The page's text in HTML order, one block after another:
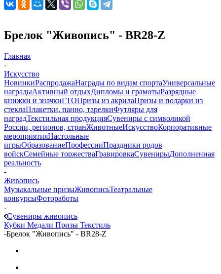
Брелок "Живопись" - BR28-Z
Главная
-
Искусство
НовинкиРаспродажаНаграды по видам спортаУниверсальные
наградыАктивный отдыхДипломы и грамотыРазрядные
книжки и значкиГТОПризы из акрилаПризы и подарки из
стеклаПлакетки, панно, тарелкиФутляры для
наградТекстильная продукцияСувениры с символикой
России, регионов, странЖивотныеИскусствоКорпоративные
мероприятияНастольные
игрыОбразованиеПрофессииПраздники родов
войскСемейные торжестваГравировкаСувенирыДополненная
реальность
-
Живопись
Музыкальные призыЖивописьТеатральные
конкурсыФотоработы
-
Сувениры живопись
Кубки Медали Призы Текстиль
-Брелок "Живопись" - BR28-Z